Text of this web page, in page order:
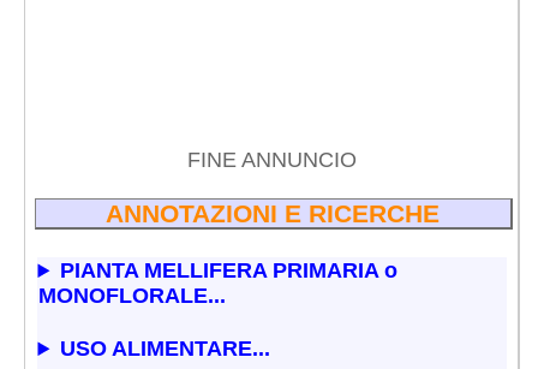
FINE ANNUNCIO
ANNOTAZIONI E RICERCHE
PIANTA MELLIFERA PRIMARIA o
MONOFLORALE...
USO ALIMENTARE...